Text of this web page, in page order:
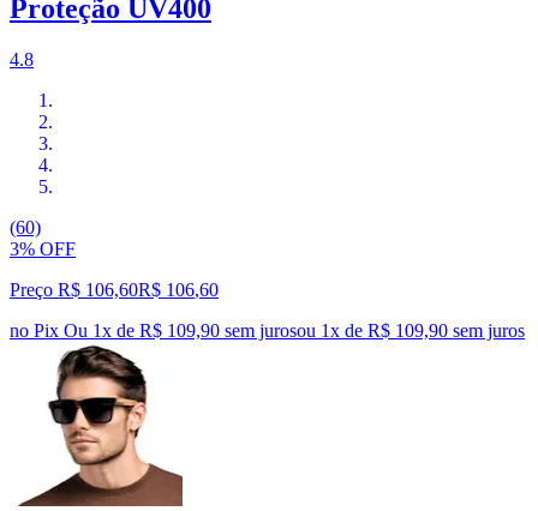
Proteção UV400
4.8
(60)
3% OFF
Preço R$ 106,60R$ 106,60
no Pix Ou 1x de R$ 109,90 sem jurosou 1x de R$ 109,90 sem juros